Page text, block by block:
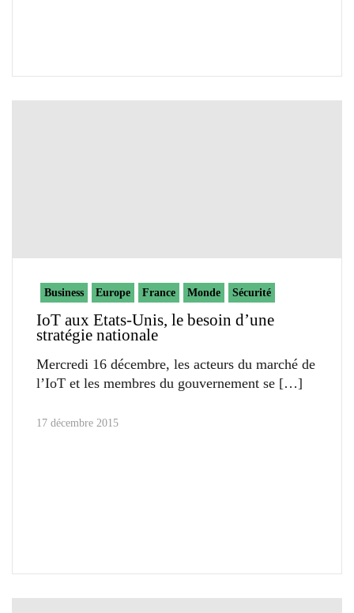
Business Europe France Monde Sécurité
IoT aux Etats-Unis, le besoin d’une
stratégie nationale
Mercredi 16 décembre, les acteurs du marché de
l’IoT et les membres du gouvernement se
17 décembre 2015